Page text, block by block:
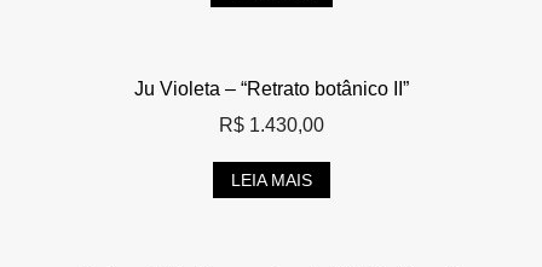
Ju Violeta – “Retrato botânico II”
R$1.430,00
LEIA MAIS